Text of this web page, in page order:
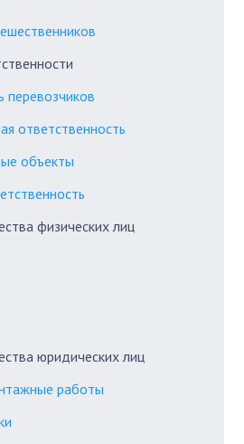
перевозчиков
ответственность
объекты
физических лиц
юридических лиц
работы